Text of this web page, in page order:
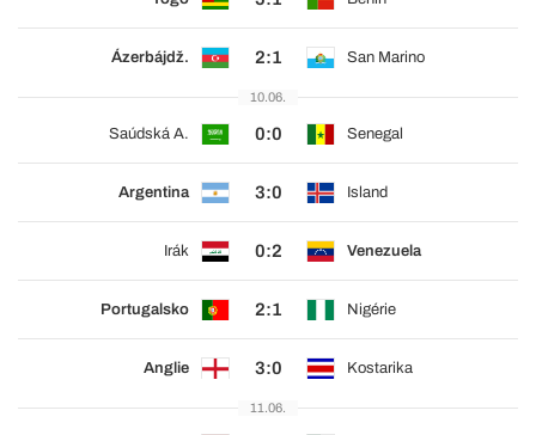
Ázerbájdž. 2:1 San Marino
10.06.
Saúdská A. 0:0 Senegal
Argentina 3:0 Island
Irák 0:2 Venezuela
Portugalsko 2:1 Nigérie
Anglie 3:0 Kostarika
11.06.